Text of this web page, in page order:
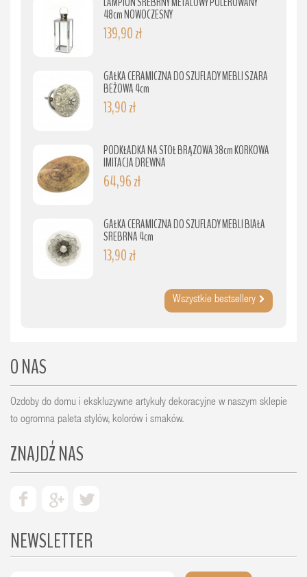
48cm NOWOCZESNY
139,90 zł
GAŁKA CERAMICZNA DO SZUFLADY MEBLI SZARA
BEŻOWA 4cm
13,90 zł
PODKŁADKA NA STÓŁ BRĄZOWA 38cm KORKOWA
IMITACJA DREWNA
64,96 zł
GAŁKA CERAMICZNA DO SZUFLADY MEBLI BIAŁA
SREBRNA 4cm
13,90 zł
Wszystkie bestsellery
O NAS
Ozdoby do domu i ekskluzywne artykuły dekoracyjne w naszym sklepie
to ogromna paleta stylów, kolorów i smaków.
ZNAJDŹ NAS
NEWSLETTER